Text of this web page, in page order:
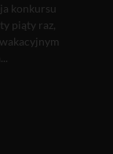
konkursu
piąty raz,